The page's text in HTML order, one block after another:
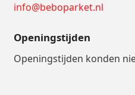
info@beboparket.nl
Openingstijden
Openingstijden konden